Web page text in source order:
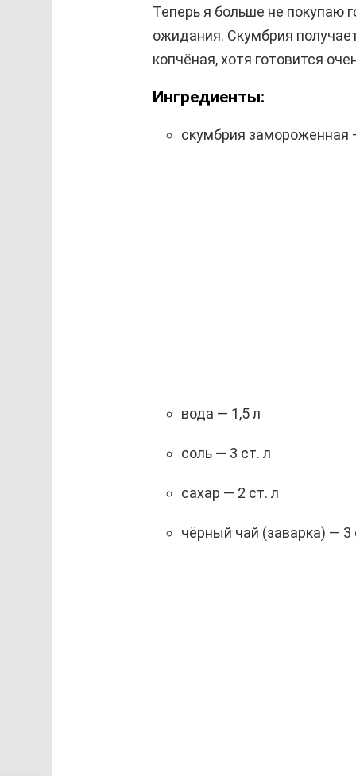
Теперь я больше не покупаю
ожидания. Скумбрия
копчёная, хотя готовится
Ингредиенты:
скумбрия замороженная
вода — 1,5 л
соль — 3 ст. л
сахар — 2 ст. л
чёрный чай (заварка) — 3